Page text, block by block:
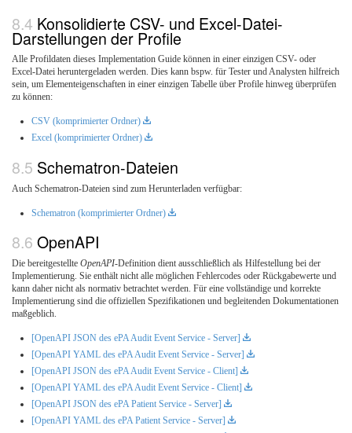
Konsolidierte CSV- und Excel-Datei-
Darstellungen der Profile
Alle Profildaten dieses Implementation Guide können in einer einzigen CSV- oder
Excel-Datei heruntergeladen werden. Dies kann bspw. für Tester und Analysten hilfreich
sein, um Elementeigenschaften in einer einzigen Tabelle über Profile hinweg überprüfen
zu können:
CSV (komprimierter Ordner)
Excel (komprimierter Ordner)
Schematron-Dateien
Auch Schematron-Dateien sind zum Herunterladen verfügbar:
Schematron (komprimierter Ordner)
OpenAPI
Die bereitgestellte OpenAPI-Definition dient ausschließlich als Hilfestellung bei der
Implementierung. Sie enthält nicht alle möglichen Fehlercodes oder Rückgabewerte und
kann daher nicht als normativ betrachtet werden. Für eine vollständige und korrekte
Implementierung sind die offiziellen Spezifikationen und begleitenden Dokumentationen
maßgeblich.
[OpenAPI JSON des ePA Audit Event Service - Server]
[OpenAPI YAML des ePA Audit Event Service - Server]
[OpenAPI JSON des ePA Audit Event Service - Client]
[OpenAPI YAML des ePA Audit Event Service - Client]
[OpenAPI JSON des ePA Patient Service - Server]
[OpenAPI YAML des ePA Patient Service - Server]